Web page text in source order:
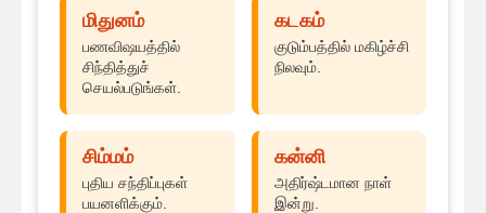
மிதுனம்
பணவிஷயத்தில்
சிந்தித்துச்
செயல்படுங்கள்.
கடகம்
குடும்பத்தில் மகிழ்ச்சி
நிலவும்.
சிம்மம்
புதிய சந்திப்புகள்
பயனளிக்கும்.
கன்னி
அதிர்ஷ்டமான நாள்
இன்று.